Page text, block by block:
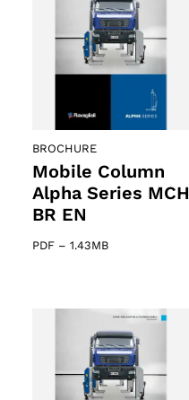
BROCHURE
Mobile Column
Alpha Series MCH
BR EN
PDF – 1.43MB